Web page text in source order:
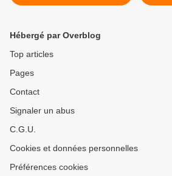
Hébergé par Overblog
Top articles
Pages
Contact
Signaler un abus
C.G.U.
Cookies et données personnelles
Préférences cookies